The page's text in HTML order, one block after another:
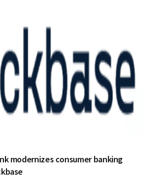
modernizes consumer banking